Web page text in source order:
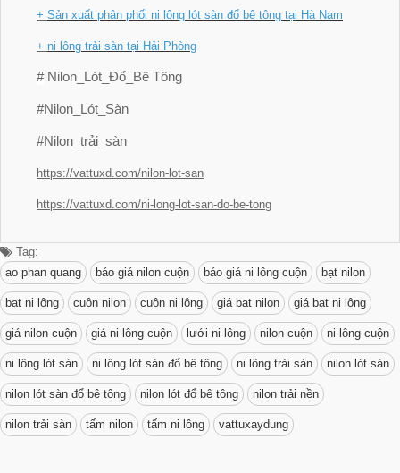
+ Sản xuất phân phối ni lông lót sàn đổ bê tông tại Hà Nam
+ ni lông trải sàn tại Hải Phòng
#Nilon_Lót_Đổ_Bê Tông
#Nilon_Lót_Sàn
#Nilon_trải_sàn
https://vattuxd.com/nilon-lot-san
https://vattuxd.com/ni-long-lot-san-do-be-tong
Tag:
ao phan quang
báo giá nilon cuộn báo giá ni lông cuộn bạt nilon
bạt ni lông cuộn nilon cuộn ni lông giá bạt nilon giá bạt ni lông
giá nilon cuộn giá ni lông cuộn lưới ni lông nilon cuộn ni lông cuộn
ni lông lót sàn ni lông lót sàn đổ bê tông ni lông trải sàn nilon lót sàn
nilon lót sàn đổ bê tông nilon lót đổ bê tông nilon trải nền
nilon trải sàn tấm nilon tấm ni lông vattuxaydung